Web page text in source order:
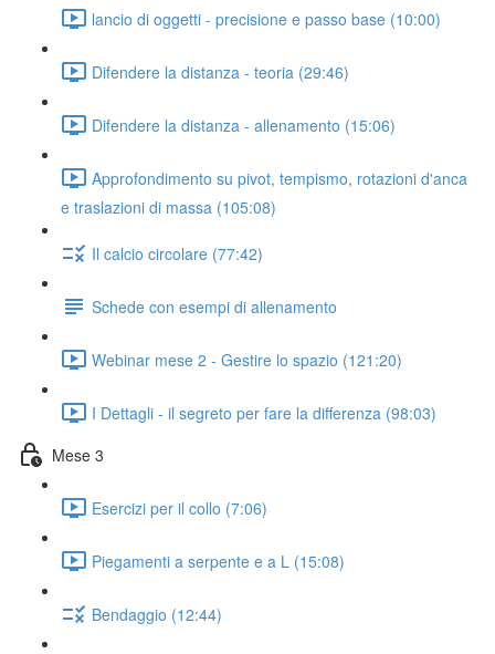
lancio di oggetti - precisione e passo base (10:00)
Difendere la distanza - teoria (29:46)
Difendere la distanza - allenamento (15:06)
Approfondimento su pivot, tempismo, rotazioni d'anca
e traslazioni di massa (105:08)
Il calcio circolare (77:42)
Schede con esempi di allenamento
Webinar mese 2 - Gestire lo spazio (121:20)
I Dettagli - il segreto per fare la differenza (98:03)
Mese 3
Esercizi per il collo (7:06)
Piegamenti a serpente e a L (15:08)
Bendaggio (12:44)